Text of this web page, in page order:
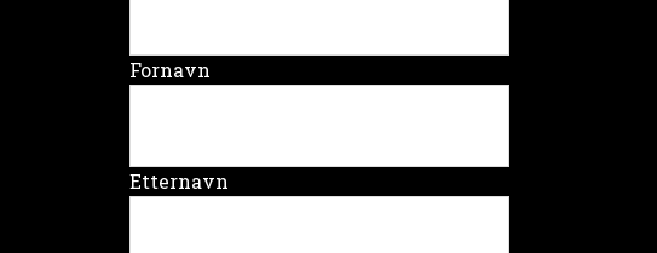
Fornavn
Etternavn